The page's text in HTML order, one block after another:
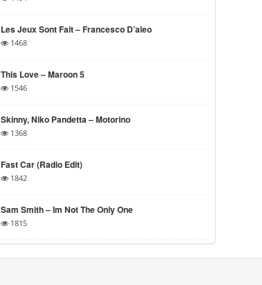
Les Jeux Sont Fait – Francesco D’aleo
1468
This Love – Maroon 5
1546
Skinny, Niko Pandetta – Motorino
1368
Fast Car (Radio Edit)
1842
Sam Smith – Im Not The Only One
1815